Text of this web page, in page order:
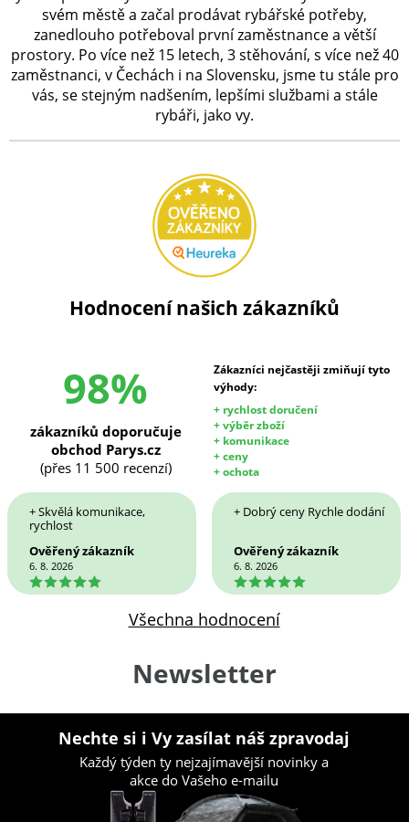
svém městě a začal prodávat rybářské potřeby,
zanedlouho potřeboval první zaměstnance a větší
prostory. Po více než 15 letech, 3 stěhování, s více než 40
zaměstnanci, v Čechách i na Slovensku, jsme tu stále pro
vás, se stejným nadšením, lepšími službami a stále
rybáři, jako vy.
Hodnocení našich zákazníků
98%
Zákazníci nejčastěji zmiňují tyto
výhody:
+ rychlost doručení
+ výběr zboží
+ komunikace
+ ceny
+ ochota
zákazníků doporučuje
obchod Parys.cz
(přes 11 500 recenzí)
+ Skvělá komunikace,
rychlost
Ověřený zákazník
6. 8. 2026
5
+ Dobrý ceny Rychle dodání
Ověřený zákazník
6. 8. 2026
5
Všechna hodnocení
Newsletter
Nechte si i Vy zasílat náš zpravodaj
Každý týden ty nejzajímavější novinky a
akce do Vašeho e-mailu